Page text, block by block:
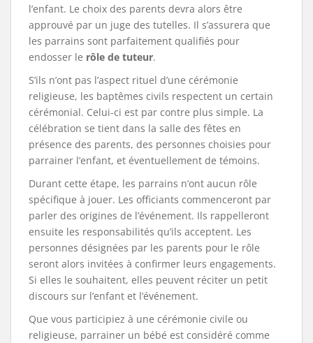
l’enfant. Le choix des parents devra alors être
approuvé par un juge des tutelles. Il s’assurera que
les parrains sont parfaitement qualifiés pour
endosser le rôle de tuteur.
S’ils n’ont pas l’aspect rituel d’une cérémonie
religieuse, les baptêmes civils respectent un certain
cérémonial. Celui-ci est par contre plus simple. La
célébration se tient dans la salle des fêtes en
présence des parents, des personnes choisies pour
parrainer l’enfant, et éventuellement de témoins.
Durant cette étape, les parrains n’ont aucun rôle
spécifique à jouer. Les officiants commenceront par
parler des origines de l’événement. Ils rappelleront
ensuite les responsabilités qu’ils acceptent. Les
personnes désignées par les parents pour le rôle
seront alors invitées à confirmer leurs engagements.
Si elles le souhaitent, elles peuvent réciter un petit
discours sur l’enfant et l’événement.
Que vous participiez à une cérémonie civile ou
religieuse, parrainer un bébé est considéré comme